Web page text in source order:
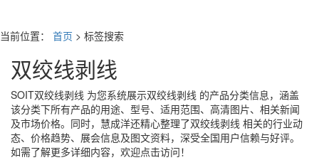
当前位置： 首页 > 标签搜索
双绞线剥线
SOIT双绞线剥线 为您系统展示双绞线剥线 的产品分类信息，涵盖
该分类下所有产品的用途、型号、适用范围、高清图片、相关新闻
及市场价格。同时，慧成洋还精心整理了双绞线剥线 相关的行业动
态、价格趋势、展会信息及图文资料，深受全国用户信赖与好评。
如需了解更多详细内容，欢迎点击访问！